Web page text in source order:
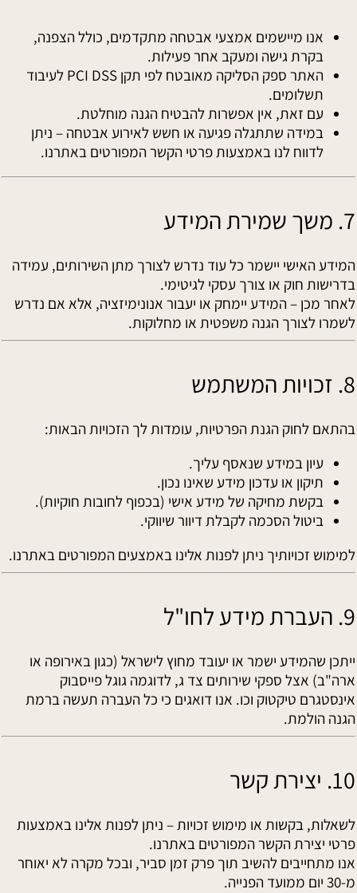
אנו מיישמים אמצעי אבטחה מתקדמים, כולל הצפנה,
בקרת גישה ומעקב אחר פעילות.
האתר ספק הסליקה מאובטח לפי תקן PCI DSS לעיבוד
תשלומים.
עם זאת, אין אפשרות להבטיח הגנה מוחלטת.
במידה שתתגלה פגיעה או חשש לאירוע אבטחה – ניתן
לדווח לנו באמצעות פרטי הקשר המפורטים באתרנו.
7. משך שמירת המידע
המידע האישי יישמר כל עוד נדרש לצורך מתן השירותים, עמידה
בדרישות חוק או צורך עסקי לגיטימי.
לאחר מכן – המידע יימחק או יעבור אנונימיזציה, אלא אם נדרש
לשמרו לצורך הגנה משפטית או מחלוקות.
8. זכויות המשתמש
בהתאם לחוק הגנת הפרטיות, עומדות לך הזכויות הבאות:
עיון במידע שנאסף עליך.
תיקון או עדכון מידע שאינו נכון.
בקשת מחיקה של מידע אישי (בכפוף לחובות חוקיות).
ביטול הסכמה לקבלת דיוור שיווקי.
למימוש זכויותיך ניתן לפנות אלינו באמצעים המפורטים באתרנו.
9. העברת מידע לחו"ל
ייתכן שהמידע ישמר או יעובד מחוץ לישראל (כגון באירופה או
ארה"ב) אצל ספקי שירותים צד ג, לדוגמה גוגל פייסבוק
אינסטגרם טיקטוק וכו. אנו דואגים כי כל העברה תעשה ברמת
הגנה הולמת.
10. יצירת קשר
לשאלות, בקשות או מימוש זכויות – ניתן לפנות אלינו באמצעות
פרטי יצירת הקשר המפורטים באתרנו.
אנו מתחייבים להשיב תוך פרק זמן סביר, ובכל מקרה לא יאוחר
מ-30 יום ממועד הפנייה.